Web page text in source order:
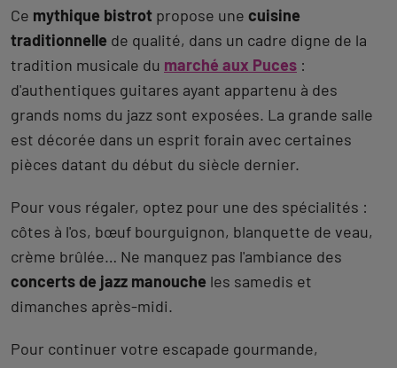
Ce mythique bistrot propose une cuisine
traditionnelle de qualité, dans un cadre digne de la
tradition musicale du marché aux Puces :
d'authentiques guitares ayant appartenu à des
grands noms du jazz sont exposées. La grande salle
est décorée dans un esprit forain avec certaines
pièces datant du début du siècle dernier.
Pour vous régaler, optez pour une des spécialités :
côtes à l'os, bœuf bourguignon, blanquette de veau,
crème brûlée… Ne manquez pas l'ambiance des
concerts de jazz manouche les samedis et
dimanches après-midi.
Pour continuer votre escapade gourmande,